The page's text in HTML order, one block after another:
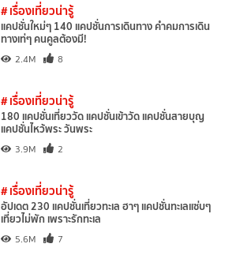
# เรื่องเที่ยวน่ารู้
แคปชั่นใหม่ๆ 140 แคปชั่นการเดินทาง คำคมการเดิน
ทางเท่ๆ คนคูลต้องมี!
2.4M 8
# เรื่องเที่ยวน่ารู้
180 แคปชั่นเที่ยววัด แคปชั่นเข้าวัด แคปชั่นสายบุญ
แคปชั่นไหว้พระ วันพระ
3.9M 2
# เรื่องเที่ยวน่ารู้
อัปเดต 230 แคปชั่นเที่ยวทะเล ฮาๆ แคปชั่นทะเลแซ่บๆ
เที่ยวไม่พัก เพราะรักทะเล
5.6M 7